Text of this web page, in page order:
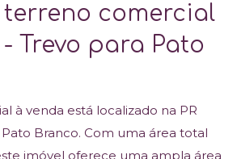
terreno comercial
- Trevo para Pato
à venda está localizado na PR
Branco. Com uma área total
imóvel oferece uma ampla área